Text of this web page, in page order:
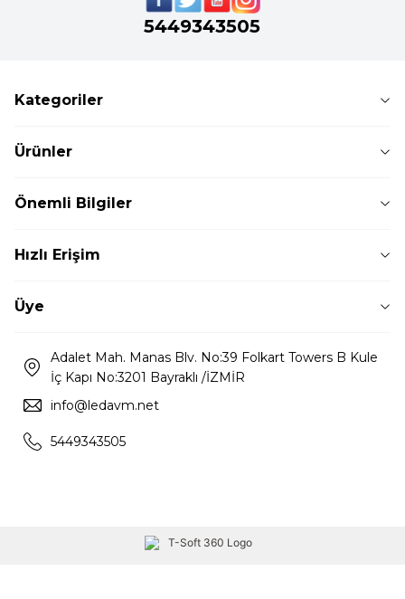
5449343505
Kategoriler
Ürünler
Önemli Bilgiler
Hızlı Erişim
Üye
Adalet Mah. Manas Blv. No:39 Folkart Towers B Kule
İç Kapı No:3201 Bayraklı /İZMİR
info@ledavm.net
5449343505